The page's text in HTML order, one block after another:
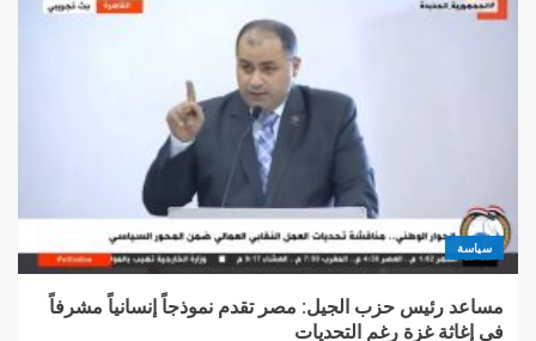
سياسة
مساعد رئيس حزب الجيل: مصر تقدم نموذجاً إنسانياً مشرفاً
في إغاثة غزة رغم التحديات